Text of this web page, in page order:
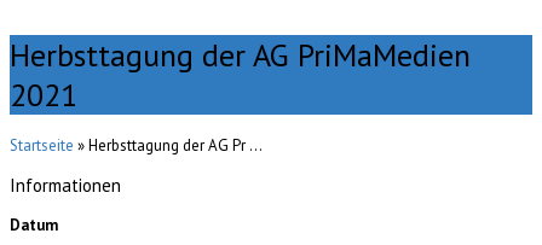
Herbsttagung der AG PriMaMedien
2021
Startseite » Herbsttagung der AG Pr ...
Informationen
Datum